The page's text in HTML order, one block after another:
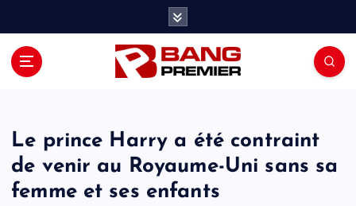
Le prince Harry a été contraint
de venir au Royaume-Uni sans sa
femme et ses enfants